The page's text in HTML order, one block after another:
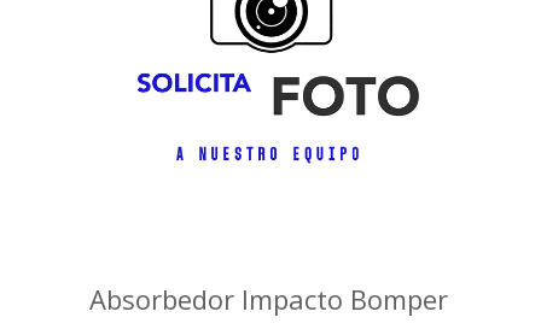
Absorbedor Impacto Bomper